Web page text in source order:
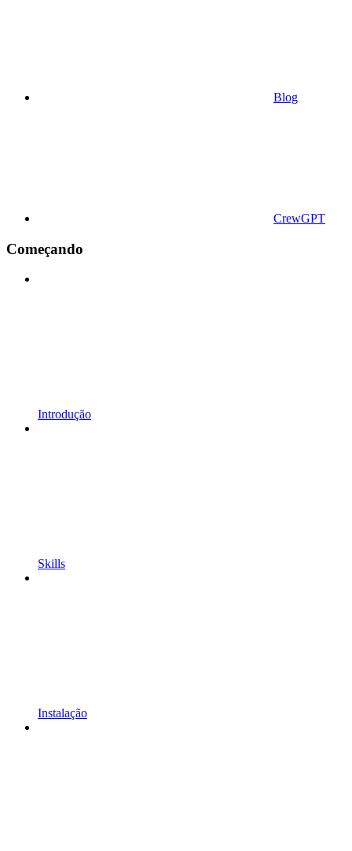
Blog
CrewGPT
Começando
Introdução
Skills
Instalação